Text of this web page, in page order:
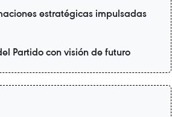
estratégicas impulsadas
Partido con visión de futuro